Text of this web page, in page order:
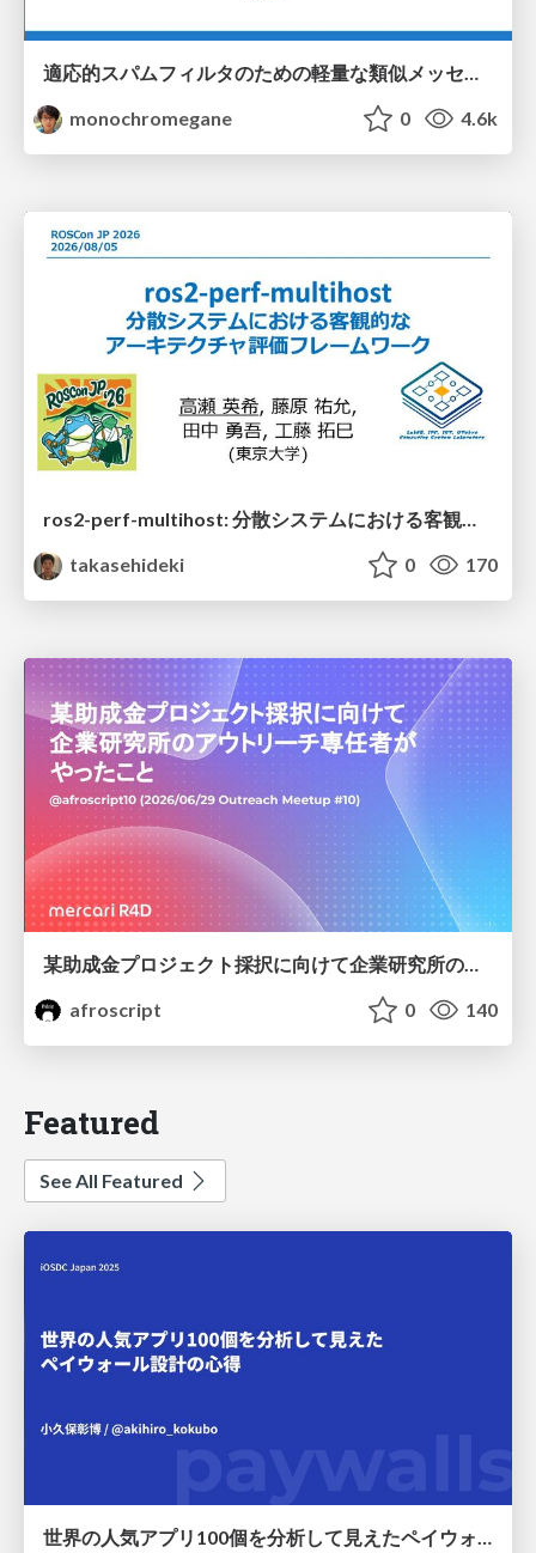
適応的スパムフィルタのための軽量な類似メッセージカウンタ / jsai2026-adaptive-spam-filter
monochromegane
0 4.6k
takasehideki
0 170
某助成金プロジェクト採択に向けて企業研究所のアウトリーチ専任者がやったこと
afroscript
0 140
Featured
See All Featured
世界の人気アプリ100個を分析して見えたペイウォール設計の心得